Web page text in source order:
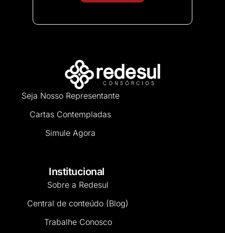
Seja Nosso Representante
Cartas Contempladas
Simule Agora
Institucional
Sobre a Redesul
Central de conteúdo (Blog)
Trabalhe Conosco